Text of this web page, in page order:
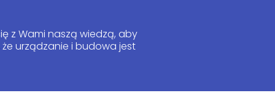
z Wami naszą wiedzą, aby
że urządzanie i budowa jest